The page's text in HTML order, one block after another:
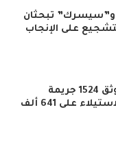
و”سيسرك” تبحثان
على الإنجاب
مرصد التعاون الإسلامي يوثق 1524 جريمة
إسرائيلية خلال أسبوع والاستيلاء على 641 ألف